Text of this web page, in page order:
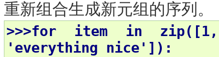
重新组合生成新元组的序列。
>>>for item in
'everything nice']):